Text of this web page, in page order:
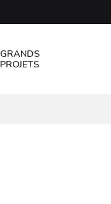
GRANDS
PROJETS